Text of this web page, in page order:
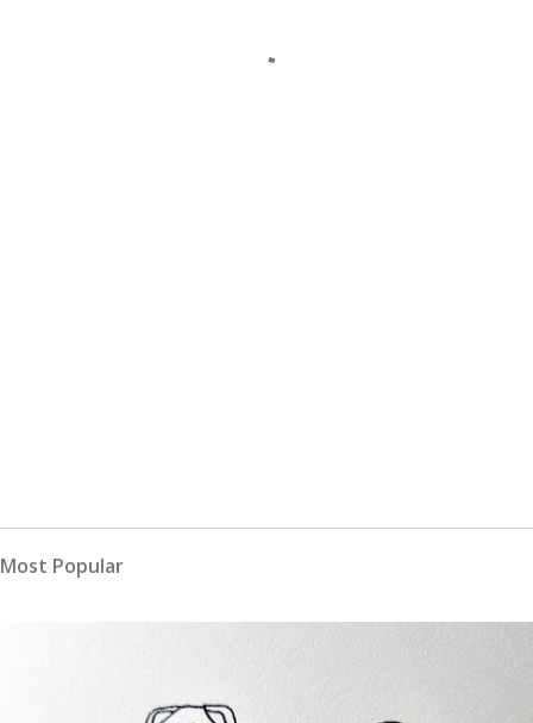
Most Popular